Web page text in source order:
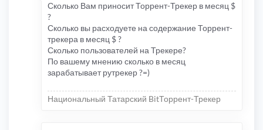
Сколько Вам приносит Торрент-Трекер в месяц $
?
Сколько вы расходуете на содержание Торрент-
трекера в месяц $ ?
Сколько пользователей на Трекере?
По вашему мнению сколько в месяц
зарабатывает рутрекер ?=)
Национальный Татарский BitТоррент-Трекер